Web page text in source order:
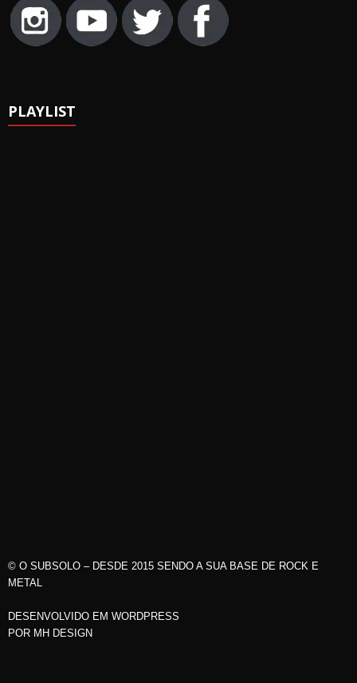
PLAYLIST
© O SUBSOLO – DESDE 2015 SENDO A SUA BASE DE ROCK E
METAL
DESENVOLVIDO EM WORDPRESS
POR MH DESIGN